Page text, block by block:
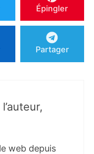
Épingler
Partager
web depuis